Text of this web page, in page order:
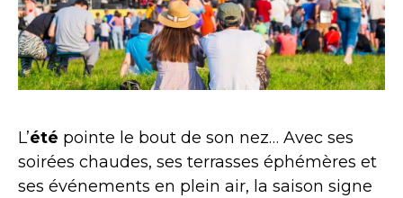
L’été pointe le bout de son nez… Avec ses
soirées chaudes, ses terrasses éphémères et
ses événements en plein air, la saison signe